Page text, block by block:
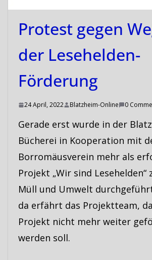
Protest gegen
der Lesehelden-
Förderung
24 April, 2022 Blatzheim-Online 0
Gerade erst wurde in der
Bücherei in Kooperation mit
Borromäusverein mehr als
Projekt „Wir sind Lesehelden“
Müll und Umwelt
da erfährt das Projektteam,
Projekt nicht mehr weiter
werden soll.